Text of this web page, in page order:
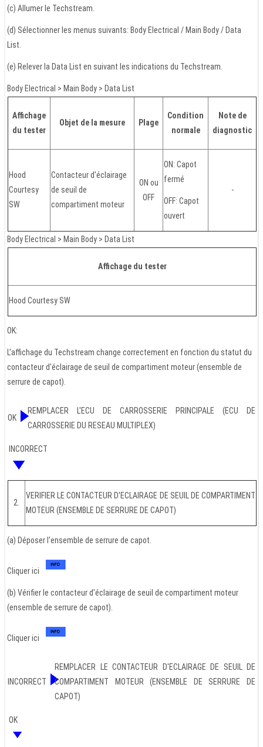
(c) Allumer le Techstream.
(d) Sélectionner les menus suivants: Body Electrical / Main Body / Data
List.
(e) Relever la Data List en suivant les indications du Techstream.
Body Electrical > Main Body > Data List
Affichage
du tester
Objet de la mesure Plage
Condition
normale
Note de
diagnostic
Hood
Courtesy
SW
Contacteur d'éclairage
de seuil de
compartiment moteur
ON ou
OFF
ON: Capot
fermé
OFF: Capot
ouvert
-
Body Electrical > Main Body > Data List
Affichage du tester
Hood Courtesy SW
OK:
L'affichage du Techstream change correctement en fonction du statut du
contacteur d'éclairage de seuil de compartiment moteur (ensemble de
serrure de capot).
OK
REMPLACER L'ECU DE CARROSSERIE PRINCIPALE (ECU DE
CARROSSERIE DU RESEAU MULTIPLEX)
INCORRECT
2.
VERIFIER LE CONTACTEUR D'ECLAIRAGE DE SEUIL DE COMPARTIMENT
MOTEUR (ENSEMBLE DE SERRURE DE CAPOT)
(a) Déposer l'ensemble de serrure de capot.
Cliquer ici
(b) Vérifier le contacteur d'éclairage de seuil de compartiment moteur
(ensemble de serrure de capot).
Cliquer ici
INCORRECT
REMPLACER LE CONTACTEUR D'ECLAIRAGE DE SEUIL DE
COMPARTIMENT MOTEUR (ENSEMBLE DE SERRURE DE
CAPOT)
OK